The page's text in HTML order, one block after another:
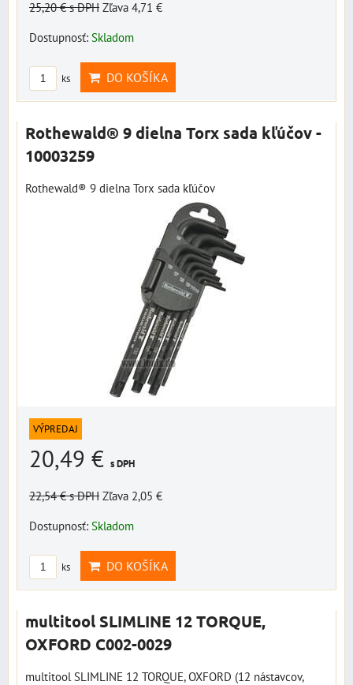
25,20 €s DPH Zľava 4,71 €
Dostupnosť: Skladom
ks DO KOŠÍKA
Rothewald® 9 dielna Torx sada kľúčov -
10003259
Rothewald® 9 dielna Torx sada kľúčov
VÝPREDAJ
20,49 € s DPH
22,54 €s DPH Zľava 2,05 €
Dostupnosť: Skladom
ks DO KOŠÍKA
multitool SLIMLINE 12 TORQUE,
OXFORD C002-0029
multitool SLIMLINE 12 TORQUE, OXFORD (12 nástavcov,